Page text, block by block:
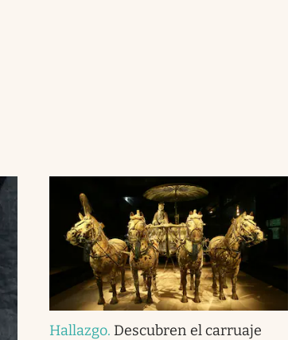
Hallazgo. Descubren el carruaje